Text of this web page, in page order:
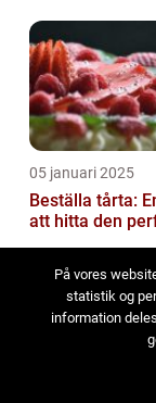
05 januari 2025
Beställa tårta:
att hitta den
På vores
statistik og
information